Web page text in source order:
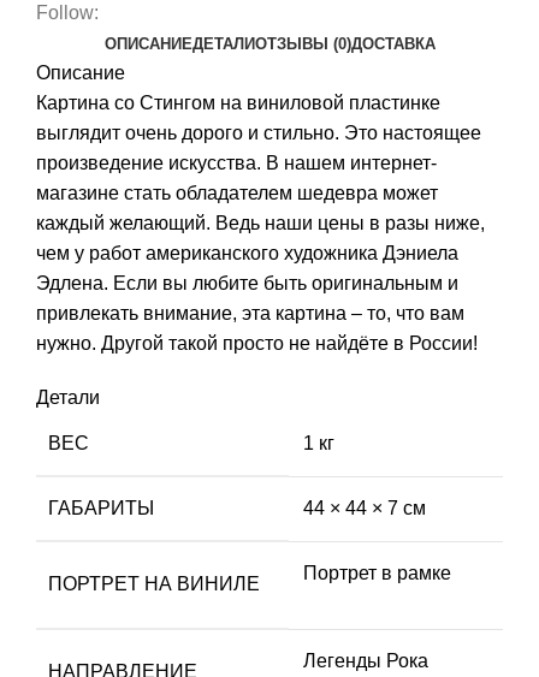
Follow:
ОПИСАНИЕДЕТАЛИОТЗЫВЫ (0)ДОСТАВКА
Описание
Картина со Стингом на виниловой пластинке
выглядит очень дорого и стильно. Это настоящее
произведение искусства. В нашем интернет-
магазине стать обладателем шедевра может
каждый желающий. Ведь наши цены в разы ниже,
чем у работ американского художника Дэниела
Эдлена. Если вы любите быть оригинальным и
привлекать внимание, эта картина – то, что вам
нужно. Другой такой просто не найдёте в России!
Детали
ВЕС 1 кг
ГАБАРИТЫ 44 × 44 × 7 см
ПОРТРЕТ НА ВИНИЛЕ
Портрет в рамке
НАПРАВЛЕНИЕ
Легенды Рока